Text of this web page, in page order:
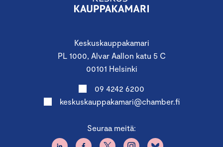
Keskuskauppakamari
PL 1000, Alvar Aallon katu 5 C
00101 Helsinki
09 4242 6200
keskuskauppakamari@chamber.fi
Seuraa meitä: